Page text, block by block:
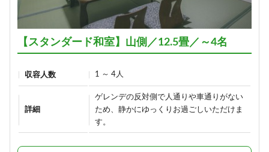
【スタンダード和室】山側／12.5畳／～4名
収容人数 1 ～ 4人
詳細
ゲレンデの反対側で人通りや車通りがない
ため、静かにゆっくりお過ごしいただけま
す。